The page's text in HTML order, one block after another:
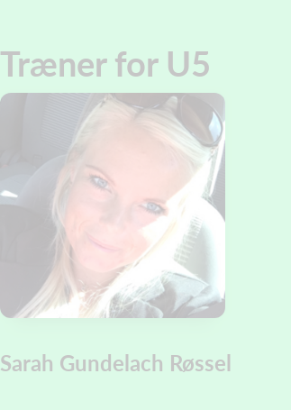
Træner for U5
Sarah Gundelach Røssel